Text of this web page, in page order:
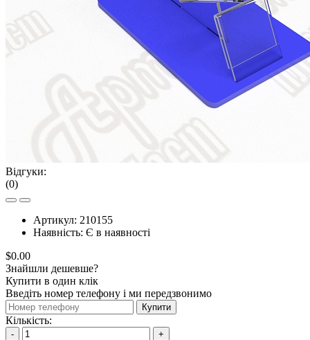
Відгуки:
(0)
Артикул: 210155
Наявність: Є в наявності
$0.00
Знайшли дешевше?
Купити в один клік
Введіть номер телефону і ми передзвонимо
Купити
Кількість:
-
+